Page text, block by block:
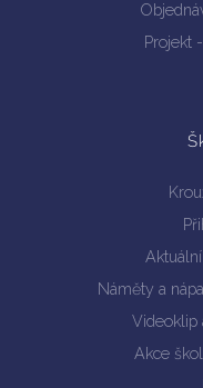
Projekt
Náměty a
Videoklip
Akce